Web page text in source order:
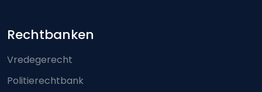
Footer-menu
Rechtbanken
Vredegerecht
Politierechtbank